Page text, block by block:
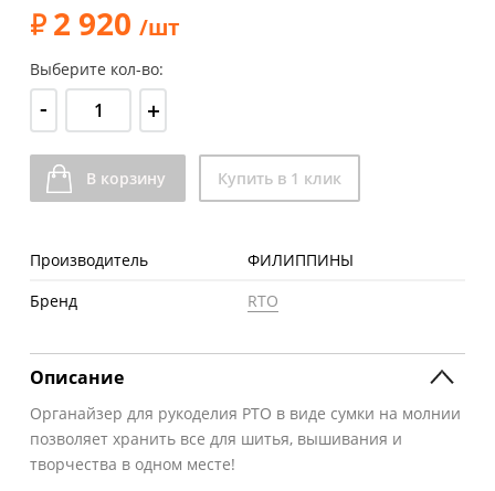
2 920 /шт
Выберите кол-во:
- +
В корзину Купить в 1 клик
Производитель
ФИЛИППИНЫ
Бренд
RTO
Описание
Органайзер для рукоделия РТО в виде сумки на молнии
позволяет хранить все для шитья, вышивания и
творчества в одном месте!